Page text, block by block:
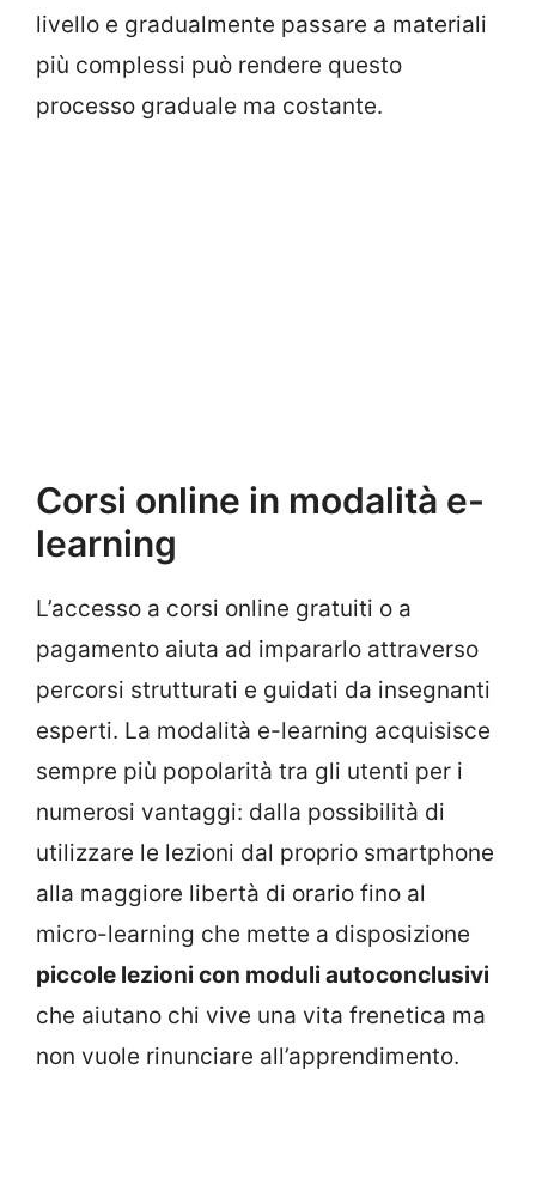
livello e gradualmente passare a materiali
più complessi può rendere questo
processo graduale ma costante.
Corsi online in modalità e-
learning
L’accesso a corsi online gratuiti o a
pagamento aiuta ad impararlo attraverso
percorsi strutturati e guidati da insegnanti
esperti. La modalità e-learning acquisisce
sempre più popolarità tra gli utenti per i
numerosi vantaggi: dalla possibilità di
utilizzare le lezioni dal proprio smartphone
alla maggiore libertà di orario fino al
micro-learning che mette a disposizione
piccole lezioni con moduli autoconclusivi
che aiutano chi vive una vita frenetica ma
non vuole rinunciare all’apprendimento.